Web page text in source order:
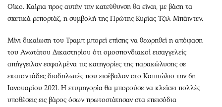
Οίκο. Καίρια προς αυτήν την κατεύθυνση θα είναι, με βάση τα
σχετικά ρεπορτάζ, η συμβολή της Πρώτης Κυρίας Τζιλ Μπάιντεν.
Μίνι δικαίωση του Τραμπ μπορεί επίσης να θεωρηθεί η απόφαση
του Ανωτάτου Δικαστηρίου ότι ομοσπονδιακοί εισαγγελείς
απήγγειλαν εσφαλμένα τις κατηγορίες της παρακώλυσης σε
εκατοντάδες διαδηλωτές που εισέβαλαν στο Καπιτώλιο την 6η
Ιανουαρίου 2021. Η ετυμηγορία θα μπορούσε να κλείσει πολλές
υποθέσεις εις βάρος όσων πρωτοστάτησαν στα επεισόδια